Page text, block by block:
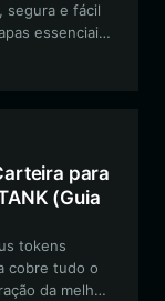
segura e fácil
essenciais
a Bitget
para
(Guia
tokens
cobre tudo o
da melhor